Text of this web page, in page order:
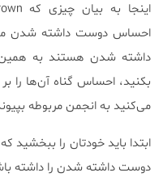
احساس دوست داشته شدن
داشته شدن هستند به همین
بکنید، احساس گناه آن‌ها
می‌کنید به انجمن مربوطه
ابتدا باید خودتان را
دوست داشته شدن را داشته